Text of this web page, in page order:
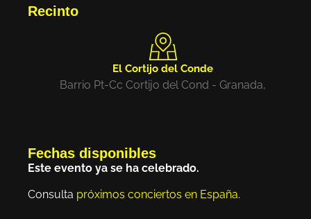
Recinto
El Cortijo del Conde
Barrio Pt-Cc Cortijo del Cond - Granada,
Fechas disponibles
Este evento ya se ha celebrado.
Consulta próximos conciertos en España.